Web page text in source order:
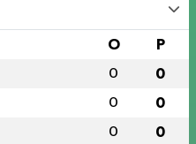
O P
0 0
0 0
0 0